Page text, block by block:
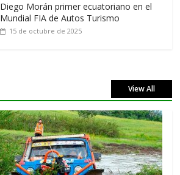
Diego Morán primer ecuatoriano en el
Mundial FIA de Autos Turismo
15 de octubre de 2025
View All